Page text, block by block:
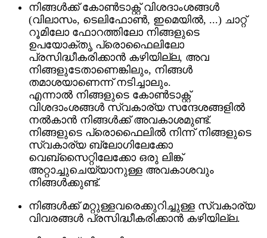
നിങ്ങൾക്ക് കോൺടാക്റ്റ് വിശദാംശങ്ങൾ
(വിലാസം, ടെലിഫോൺ, ഇമെയിൽ, ...) ചാറ്റ്
റൂമിലോ ഫോറത്തിലോ നിങ്ങളുടെ
ഉപയോക്തൃ പ്രൊഫൈലിലോ
പ്രസിദ്ധീകരിക്കാൻ കഴിയില്ല, അവ
നിങ്ങളുടേതാണെങ്കിലും, നിങ്ങൾ
തമാശയാണെന്ന് നടിച്ചാലും.
എന്നാൽ നിങ്ങളുടെ കോൺടാക്റ്റ്
വിശദാംശങ്ങൾ സ്വകാര്യ സന്ദേശങ്ങളിൽ
നൽകാൻ നിങ്ങൾക്ക് അവകാശമുണ്ട്.
നിങ്ങളുടെ പ്രൊഫൈലിൽ നിന്ന് നിങ്ങളുടെ
സ്വകാര്യ ബ്ലോഗിലേക്കോ
വെബ്സൈറ്റിലേക്കോ ഒരു ലിങ്ക്
അറ്റാച്ചുചെയ്യാനുള്ള അവകാശവും
നിങ്ങൾക്കുണ്ട്.
നിങ്ങൾക്ക് മറ്റുള്ളവരെക്കുറിച്ചുള്ള സ്വകാര്യ
വിവരങ്ങൾ പ്രസിദ്ധീകരിക്കാൻ കഴിയില്ല.